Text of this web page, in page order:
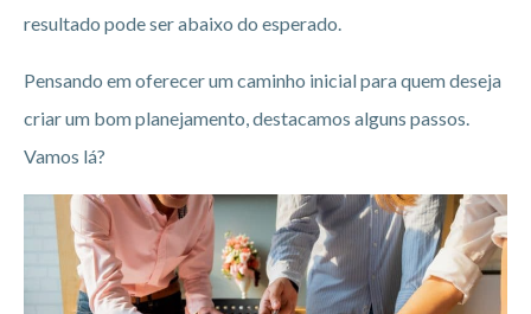
resultado pode ser abaixo do esperado.
Pensando em oferecer um caminho inicial para quem deseja
criar um bom planejamento, destacamos alguns passos.
Vamos lá?